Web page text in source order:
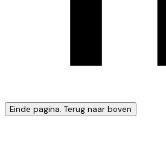
Einde pagina. Terug naar boven